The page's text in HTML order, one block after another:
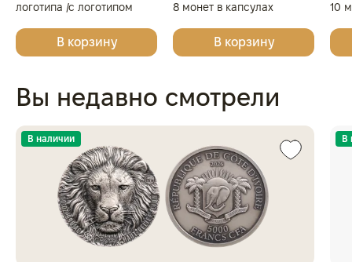
логотипа /с логотипом
Золотая Плата/Сеятель/
Георгий Победоносец для
В корзину
8 монет в капсулах
(диаметр 46 мм), светло-
бордовыйВ корзину
10
Вы недавно смотрели
В наличии В